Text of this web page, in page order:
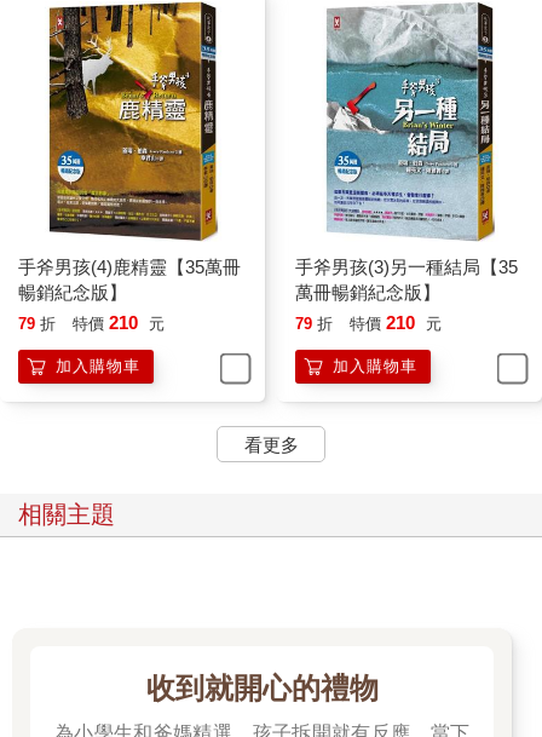
手斧男孩(4)鹿精靈【35萬冊
暢銷紀念版】
79 折 特價 210 元
加入購物車
手斧男孩(3)另一種結局【35
萬冊暢銷紀念版】
79 折 特價 210 元
加入購物車
看更多
相關主題
收到就開心的禮物
為小學生和爸媽精選，孩子拆開就有反應、當下